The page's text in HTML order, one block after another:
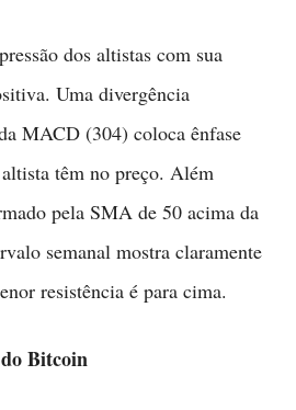
dos altistas com sua
Uma divergência
MACD (304) coloca ênfase
têm no preço. Além
pela SMA de 50 acima da
semanal mostra claramente
resistência é para cima.
Bitcoin